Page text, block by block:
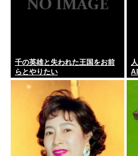
千の英雄と失われた王国をお前
らとやりたい